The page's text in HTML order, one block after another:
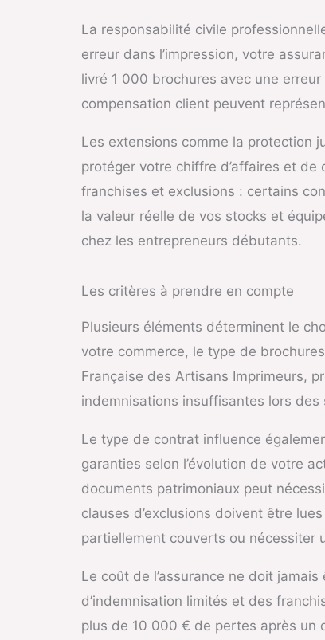
La responsabilité civile
erreur dans l’impression, votre
livré 1 000 brochures avec une
compensation client peuvent
Les extensions comme la protection
protéger votre chiffre d’affaires et de
franchises et exclusions : certains
la valeur réelle de vos stocks et
chez les entrepreneurs débutants.
Les critères à prendre en compte
Plusieurs éléments déterminent le
votre commerce, le type de
Française des Artisans Imprimeurs,
indemnisations insuffisantes lors des
Le type de contrat influence
garanties selon l’évolution de votre
documents patrimoniaux peut
clauses d’exclusions doivent être
partiellement couverts ou nécessiter
Le coût de l’assurance ne doit
d’indemnisation limités et des
plus de 10 000 € de pertes après un